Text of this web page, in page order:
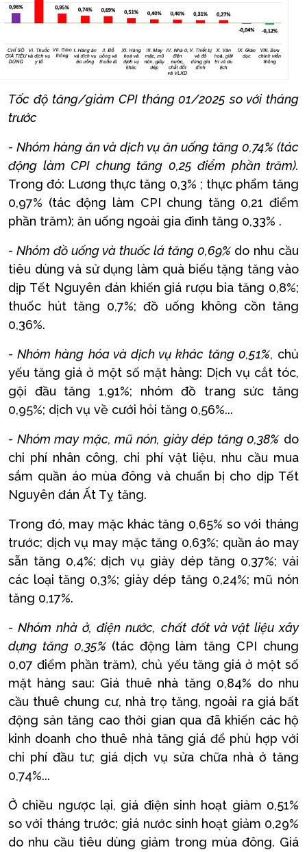
Tốc độ tăng/giảm CPI tháng 01/2025 so với tháng
trước
- Nhóm hàng ăn và dịch vụ ăn uống tăng 0,74% (tác
động làm CPI chung tăng 0,25 điểm phần trăm).
Trong đó: Lương thực tăng 0,3% ; thực phẩm tăng
0,97% (tác động làm CPI chung tăng 0,21 điểm
phần trăm); ăn uống ngoài gia đình tăng 0,33% .
- Nhóm đồ uống và thuốc lá tăng 0,69% do nhu cầu
tiêu dùng và sử dụng làm quà biếu tặng tăng vào
dịp Tết Nguyên đán khiến giá rượu bia tăng 0,8%;
thuốc hút tăng 0,7%; đồ uống không cồn tăng
0,36%.
- Nhóm hàng hóa và dịch vụ khác tăng 0,51%, chủ
yếu tăng giá ở một số mặt hàng: Dịch vụ cắt tóc,
gội đầu tăng 1,91%; nhóm đồ trang sức tăng
0,95%; dịch vụ về cưới hỏi tăng 0,56%...
- Nhóm may mặc, mũ nón, giày dép tăng 0,38% do
chi phí nhân công, chi phí vật liệu, nhu cầu mua
sắm quần áo mùa đông và chuẩn bị cho dịp Tết
Nguyên đán Ất Tỵ tăng.
Trong đó, may mặc khác tăng 0,65% so với tháng
trước; dịch vụ may mặc tăng 0,63%; quần áo may
sẵn tăng 0,4%; dịch vụ giày dép tăng 0,37%; vải
các loại tăng 0,3%; giày dép tăng 0,24%; mũ nón
tăng 0,17%.
- Nhóm nhà ở, điện nước, chất đốt và vật liệu xây
dựng tăng 0,35% (tác động làm tăng CPI chung
0,07 điểm phần trăm), chủ yếu tăng giá ở một số
mặt hàng sau: Giá thuê nhà tăng 0,84% do nhu
cầu thuê chung cư, nhà trọ tăng, ngoài ra giá bất
động sản tăng cao thời gian qua đã khiến các hộ
kinh doanh cho thuê nhà tăng giá để phù hợp với
chi phí đầu tư; giá dịch vụ sửa chữa nhà ở tăng
0,74%...
Ở chiều ngược lại, giá điện sinh hoạt giảm 0,51%
so với tháng trước; giá nước sinh hoạt giảm 0,29%
do nhu cầu tiêu dùng giảm trong mùa đông. Giá